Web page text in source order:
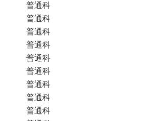
普通科
普通科
普通科
普通科
普通科
普通科
普通科
普通科
普通科